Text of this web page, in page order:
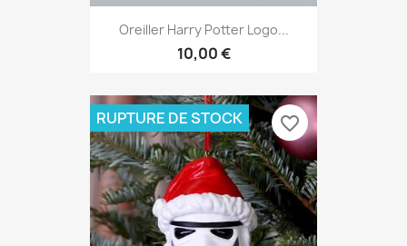
Oreiller Harry Potter Logo...
10,00 €
RUPTURE DE STOCK favorite_border